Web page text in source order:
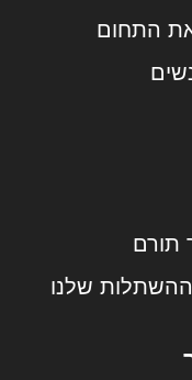
התחום
תורם
שלנו